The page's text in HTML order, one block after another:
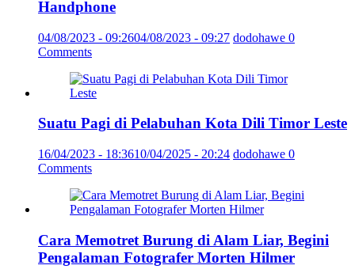
Handphone
04/08/2023 - 09:2604/08/2023 - 09:27 dodohawe 0
Comments
Suatu Pagi di Pelabuhan Kota Dili Timor Leste
16/04/2023 - 18:3610/04/2025 - 20:24 dodohawe 0
Comments
Cara Memotret Burung di Alam Liar, Begini
Pengalaman Fotografer Morten Hilmer